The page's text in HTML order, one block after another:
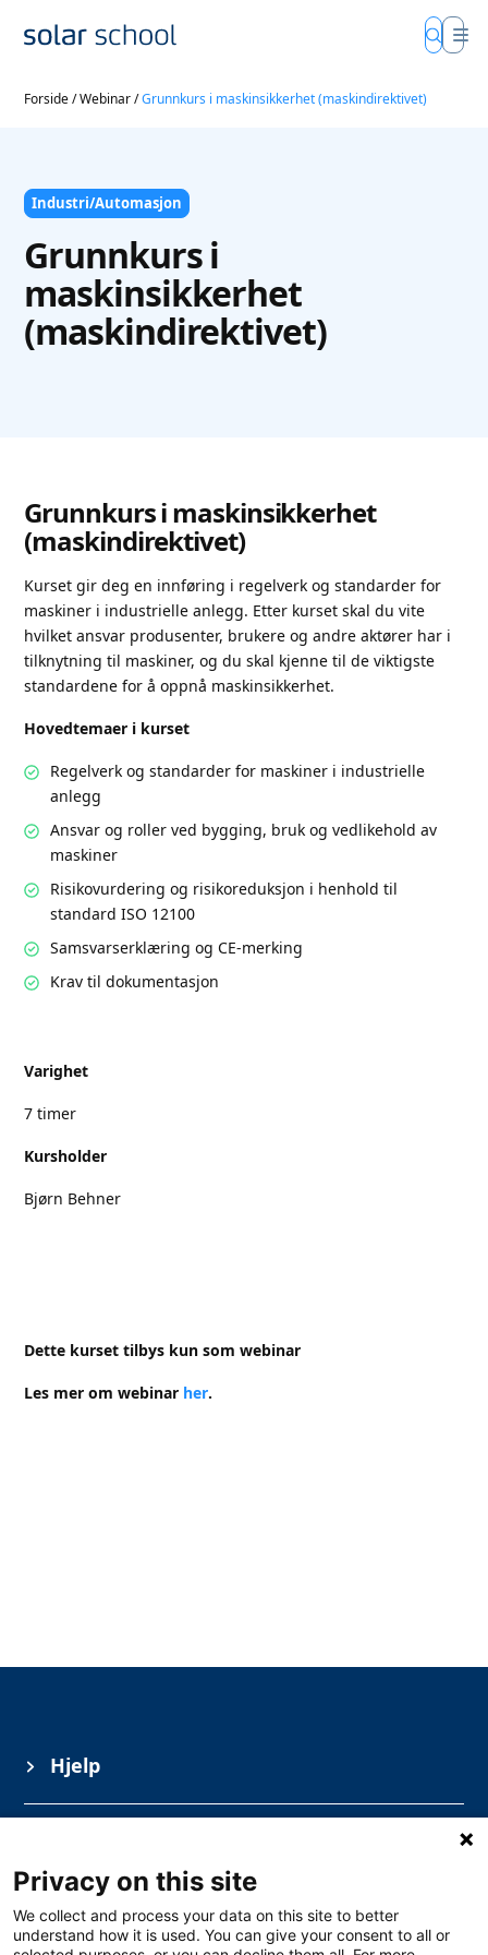
Forside/Webinar/Grunnkurs i maskinsikkerhet (maskindirektivet)
Industri/Automasjon
Grunnkurs i
maskinsikkerhet
(maskindirektivet)
Grunnkurs i maskinsikkerhet
(maskindirektivet)
Kurset gir deg en innføring i regelverk og standarder for
maskiner i industrielle anlegg. Etter kurset skal du vite
hvilket ansvar produsenter, brukere og andre aktører har i
tilknytning til maskiner, og du skal kjenne til de viktigste
standardene for å oppnå maskinsikkerhet.
Hovedtemaer i kurset
Regelverk og standarder for maskiner i industrielle
anlegg
Ansvar og roller ved bygging, bruk og vedlikehold av
maskiner
Risikovurdering og risikoreduksjon i henhold til
standard ISO 12100
Samsvarserklæring og CE-merking
Krav til dokumentasjon
Varighet
7 timer
Kursholder
Bjørn Behner
Dette kurset tilbys kun som webinar
Les mer om webinar her.
Hjelp
Kurs
Privacy on this site
We collect and process your data on this site to better
understand how it is used. You can give your consent to all or